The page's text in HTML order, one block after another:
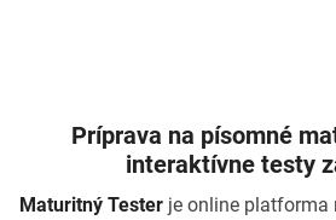
Príprava na písomné
interaktívne testy
Maturitný Tester je online platforma